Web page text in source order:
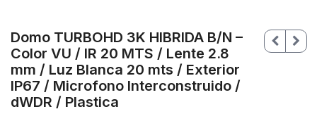
Domo TURBOHD 3K HIBRIDA B/N –
Color VU / IR 20 MTS / Lente 2.8
mm / Luz Blanca 20 mts / Exterior
IP67 / Microfono Interconstruido /
dWDR / Plastica